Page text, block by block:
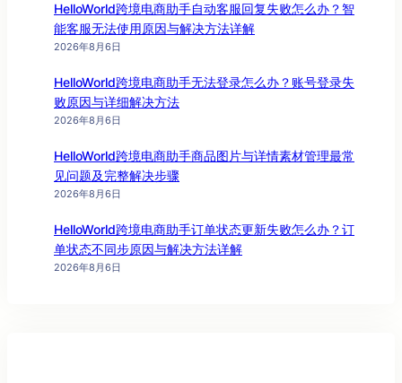
HelloWorld跨境电商助手自动客服回复失败怎么办？智
能客服无法使用原因与解决方法详解
2026年8月6日
HelloWorld跨境电商助手无法登录怎么办？账号登录失
败原因与详细解决方法
2026年8月6日
HelloWorld跨境电商助手商品图片与详情素材管理最常
见问题及完整解决步骤
2026年8月6日
HelloWorld跨境电商助手订单状态更新失败怎么办？订
单状态不同步原因与解决方法详解
2026年8月6日